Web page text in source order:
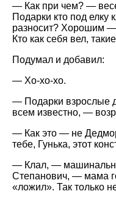
— Как при чем? —
Подарки кто под елку
разносит? Хорошим
Кто как себя вел,
Подумал и добавил:
— Хо-хо-хо.
— Подарки взрослые
всем известно, —
— Как это — не
тебе, Гунька, этот
— Клал, —
Степанович, — мама
«ложил». Так только